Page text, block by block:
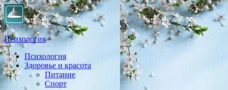
Психология
Практическая психология, личностный рост, экология,
здоровье, воспитание,
Психология
Здоровье и красота
Питание
Спорт